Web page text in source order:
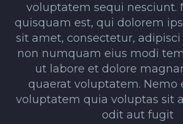
voluptatem sequi nesciunt.
quisquam est, qui dolorem
sit amet, consectetur,
non numquam eius modi
ut labore et dolore
quaerat voluptatem. Nemo
voluptatem quia voluptas sit
odit aut fugit